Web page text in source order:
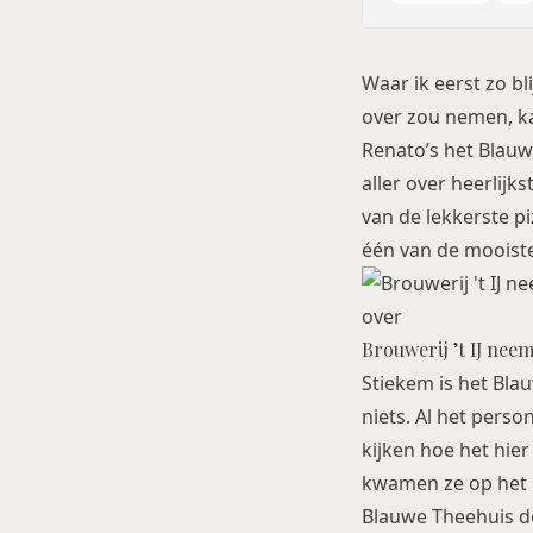
Waar ik eerst zo
over zou nemen,
Renato’s het
aller over
van de lekkerste
één van de
Brouwerij ’t IJ
Stiekem is het
niets. Al het
kijken hoe het
kwamen ze op
Blauwe Theehuis